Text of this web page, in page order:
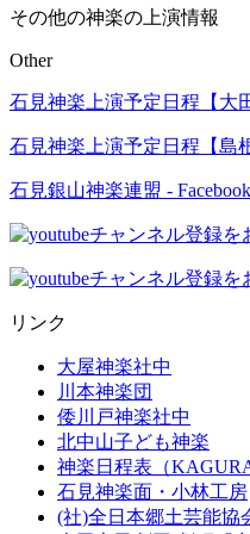
その他の神楽の上演情報
Other
石見神楽上演予定日程【大
石見神楽上演予定日程【島
石見銀山神楽連盟 - Facebook
リンク
大屋神楽社中
川本神楽団
倭川戸神楽社中
北中山子ども神楽
神楽日程表（
石見神楽面・小林工房
(社)全日本郷土芸能協